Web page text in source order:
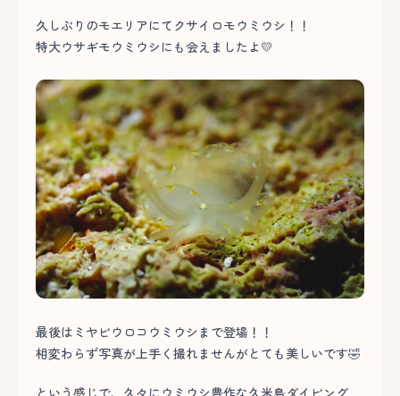
久しぶりのモエリアにてクサイロモウミウシ！！
特大ウサギモウミウシにも会えましたよ💛
最後はミヤビウロコウミウシまで登場！！
相変わらず写真が上手く撮れませんがとても美しいです🤣